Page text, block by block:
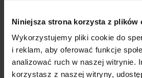
Niniejsza strona korzysta z plików
Wykorzystujemy pliki cookie do
i reklam, aby oferować funkcje
analizować ruch w naszej witrynie.
korzystasz z naszej witryny,
OBECNIE BRAK NA STANIE
Zestaw do pilarek
spalinowych TOP CUT:
prowadnica 14" + 2x
łańcuch 60 ogniw